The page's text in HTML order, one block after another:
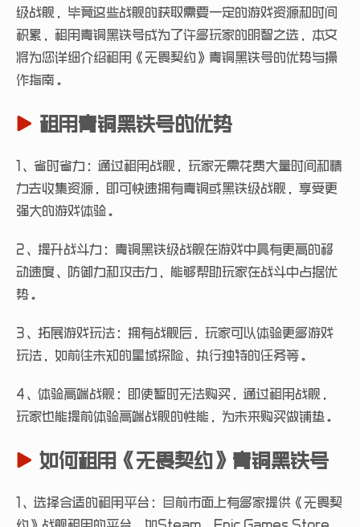
级战舰，毕竟这些战舰的获取需要一定的游戏资源和时间
积累，租用青铜黑铁号成为了许多玩家的明智之选，本文
将为您详细介绍租用《无畏契约》青铜黑铁号的优势与操
作指南。
租用青铜黑铁号的优势
1、省时省力：通过租用战舰，玩家无需花费大量时间和精
力去收集资源，即可快速拥有青铜或黑铁级战舰，享受更
强大的游戏体验。
2、提升战斗力：青铜黑铁级战舰在游戏中具有更高的移
动速度、防御力和攻击力，能够帮助玩家在战斗中占据优
势。
3、拓展游戏玩法：拥有战舰后，玩家可以体验更多游戏
玩法，如前往未知的星域探险、执行独特的任务等。
4、体验高端战舰：即使暂时无法购买，通过租用战舰，
玩家也能提前体验高端战舰的性能，为未来购买做铺垫。
如何租用《无畏契约》青铜黑铁号
1、选择合适的租用平台：目前市面上有多家提供《无畏契